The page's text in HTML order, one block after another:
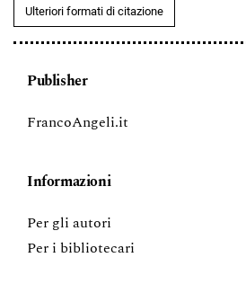
Ulteriori formati di citazione
Publisher
FrancoAngeli.it
Informazioni
Per gli autori
Per i bibliotecari